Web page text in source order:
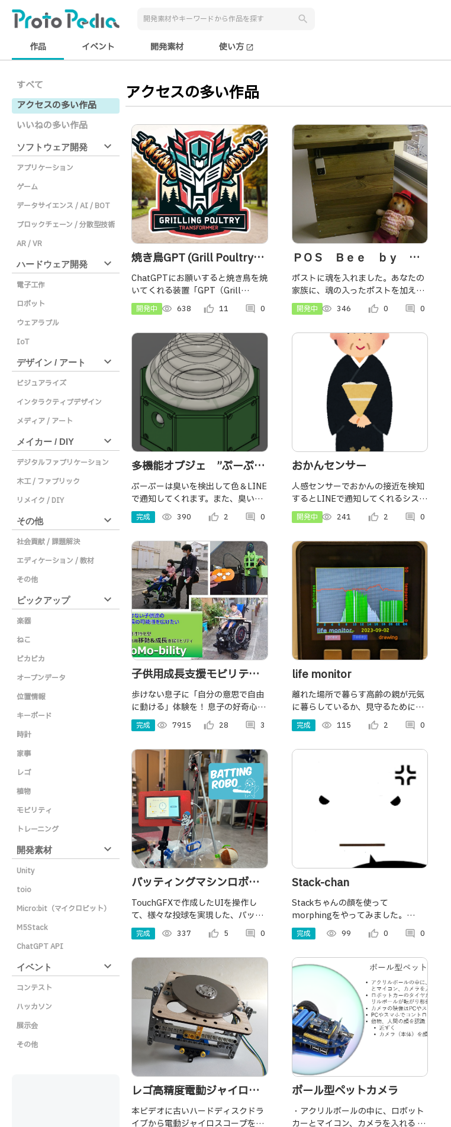
search
作品 イベント 開発素材 使い方 open_in_new
すべて
アクセスの多い作品
いいねの多い作品
ソフトウェア開発 expand_more
アプリケーション
ゲーム
データサイエンス / AI / BOT
ブロックチェーン / 分散型技術
AR / VR
ハードウェア開発 expand_more
電子工作
ロボット
ウェアラブル
IoT
デザイン / アート expand_more
ビジュアライズ
インタラクティブデザイン
メディア / アート
メイカー / DIY expand_more
デジタルファブリケーション
木工 / ファブリック
リメイク / DIY
その他 expand_more
社会貢献 / 課題解決
エディケーション / 教材
その他
ピックアップ expand_more
楽器
ねこ
ピカピカ
オープンデータ
位置情報
キーボード
時計
家事
レゴ
植物
モビリティ
トレーニング
開発素材 expand_more
Unity
toio
Micro:bit（マイクロビット）
M5Stack
ChatGPT API
イベント expand_more
コンテスト
ハッカソン
展示会
その他
アクセスの多い作品
焼き鳥GPT (Grill Poultry
Transformer)
ChatGPTにお願いすると焼き鳥を焼
いてくれる装置「GPT（Grill
Poultry Transformer 焼き鳥焼き
器）」を開発しました
開発中 visibility 638 thumb_up_alt 11 comment 0
ＰＯＳ Ｂｅｅ ｂｙ Ｐ
ＯＳＴ入魂
ポストに魂を入れました。あなたの
家族に、魂の入ったポストを加えて
ください。
開発中 visibility 346 thumb_up_alt 0 comment 0
多機能オブジェ ”ぷーぷ
ー”
ぷーぷーは臭いを検出して色＆LINE
で通知してくれます。また、臭いが
ないときは温度と湿度から不快指数
を色で教えてくれます。別モードと
ラフ化をする機能があります。
完成 visibility 390 thumb_up_alt 2 comment 0
おかんセンサー
人感センサーでおかんの接近を検知
するとLINEで通知してくれるシステ
ム開発中 visibility 241 thumb_up_alt 2 comment 0
子供用成長支援モビリティ
ToMobility
歩けない息子に「自分の意思で自由
に動ける」体験を！ 息子の好奇心・
身体状態に合わせた電動移動機器・
操作I/F・アシスト機能を自作&実用
通し我が子の「成長体験」を製作
完成 visibility 7915 thumb_up_alt 28 comment 3
life monitor
離れた場所で暮らす高齢の親が元気
に暮らしているか、見守るためにこ
のシステムを作りました。センサー
を使って活動状況をデータ化しイン
のデータをグラフ化し見ることがで
完成 visibility 115 thumb_up_alt 2 comment 0
バッティングマシンロボッ
ト by TouchGFX
TouchGFXで作成したUIを操作し
て、様々な投球を実現した、バッテ
ィングロボットを作成しました
完成 visibility 337 thumb_up_alt 5 comment 0
Stack-chan
Stackちゃんの顔を使って
morphingをやってみました。
M5Stack Basicで動画の再生は難し
いので、Jpegファイルの連続表示で
す。
完成 visibility 99 thumb_up_alt 0 comment 0
レゴ高精度電動ジャイロス
コープ
本ビデオに古いハードディスクドラ
イブから電動ジャイロスコープを作
ボール型ペットカメラ
・アクリルボールの中に、ロボット
カーとマイコン、カメラを入れる ・